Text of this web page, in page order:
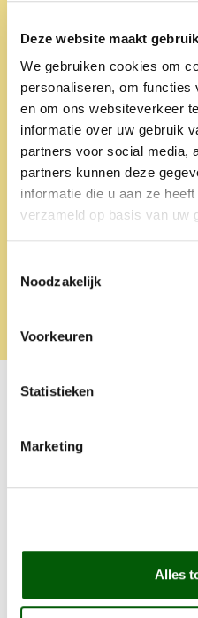
Deze website maakt
We gebruiken cookies om
personaliseren, om functies
en om ons websiteverkeer
informatie over uw gebruik
partners voor social media,
partners kunnen deze
informatie die u aan ze
verzameld op basis van uw
Noodzakelijk
Voorkeuren
Statistieken
Marketing
Alles
Sinds we Nero Gold
onze honden heeft onze
oudste hond zo goed
last meer van
glanst zijn vacht weet
Altijd snelle levering en
lief iets extra's.
Probeer ook
smaken!